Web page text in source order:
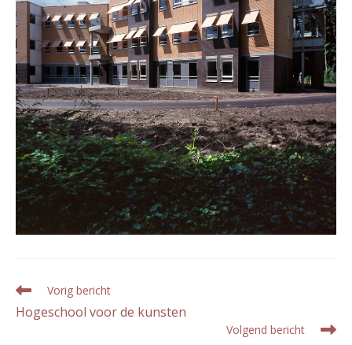
Lees
artikelen
Vorig bericht
Hogeschool voor de kunsten
Volgend bericht